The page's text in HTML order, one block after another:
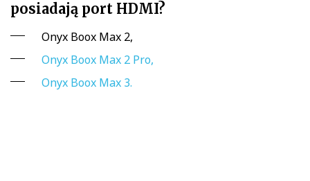
posiadają port HDMI?
Onyx Boox Max 2,
Onyx Boox Max 2 Pro,
Onyx Boox Max 3.